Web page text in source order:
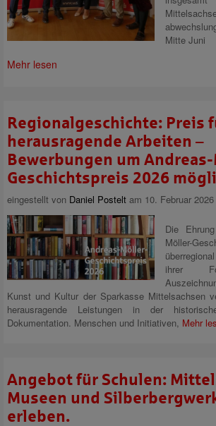
Mitte Juni
Mehr lesen
Regionalgeschichte: Preis
herausragende Arbeiten –
Bewerbungen um
Geschichtspreis 2026
eingestellt von Daniel Postelt am 10. Februar 2026
Die
Möller-
ihrer
Kunst und Kultur der Sparkasse Mittelsachsen
herausragende Leistungen in der
Dokumentation. Menschen und Initiativen, Mehr
Angebot für Schulen:
Museen und
erleben.